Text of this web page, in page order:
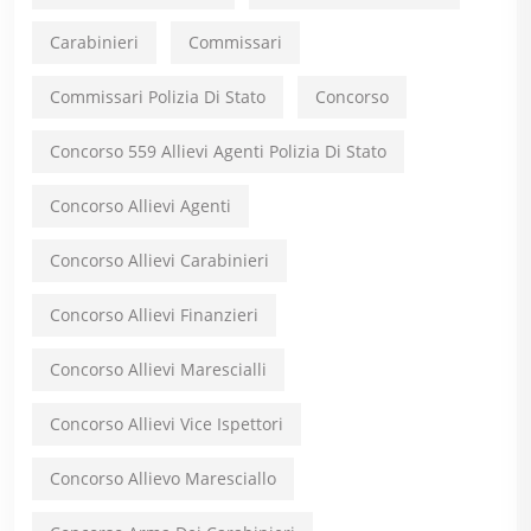
Carabinieri Commissari
Commissari Polizia Di Stato Concorso
Concorso 559 Allievi Agenti Polizia Di Stato
Concorso Allievi Agenti
Concorso Allievi Carabinieri
Concorso Allievi Finanzieri
Concorso Allievi Marescialli
Concorso Allievi Vice Ispettori
Concorso Allievo Maresciallo